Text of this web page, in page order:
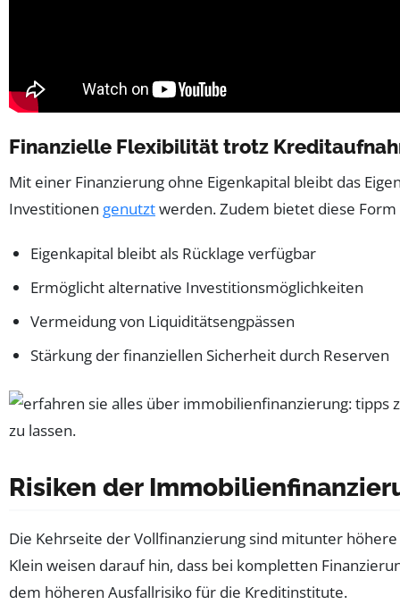
Finanzielle Flexibilität trotz
Mit einer Finanzierung ohne Eigenkapital bleibt das
Investitionen genutztwerden. Zudem bietet diese
Eigenkapital bleibt als Rücklage verfügbar
Ermöglicht alternative Investitionsmöglichkeiten
Vermeidung von Liquiditätsengpässen
Stärkung der finanziellen Sicherheit durch Reserven
Risiken der
Die Kehrseite der Vollfinanzierung sind mitunter
Klein weisen darauf hin, dass bei kompletten
dem höheren Ausfallrisiko für die Kreditinstitute.